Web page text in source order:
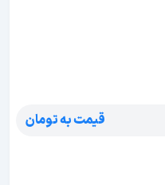
قیمت به تومان